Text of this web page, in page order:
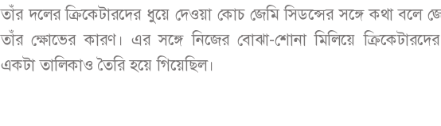
তাঁর দলের ক্রিকেটারদের ধুয়ে দেওয়া কোচ জেমি সিডন্সের সঙ্গে কথা বলে
তাঁর ক্ষোভের কারণ। এর সঙ্গে নিজের বোঝা-শোনা মিলিয়ে
একটা তালিকাও তৈরি হয়ে গিয়েছিল।